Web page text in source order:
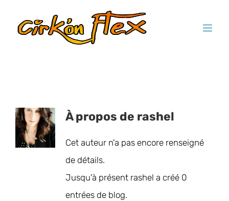
À propos de rashel
Cet auteur n'a pas encore renseigné
de détails.
Jusqu'à présent rashel a créé 0
entrées de blog.